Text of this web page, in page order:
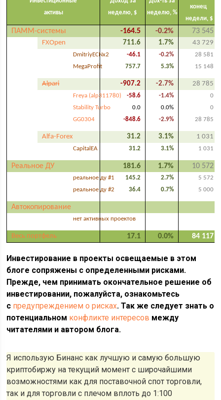
активы
неделю, $
неделю, %
конец
недели, $
ПАММ-системы -164.5 -0.2% 73 545
FXOpen 711.6 1.7% 43 729
DmitriyECNx2 -46.1 -0.2%
28 581
MegaProfit
757.7 5.3% 15 148
Alpari -907.2 -2.7% 28 785
Freya (alp311780) -58.6 -1.4%
0
Stability Turbo
0.0 0.0%
0
GG0304
-848.6 -2.9% 28 785
Alfa-Forex 31.2 3.1% 1 031
CapitalEA 31.2 3.1% 1 031
Реальное ДУ 181.6 1.7% 10 572
реальное ду #1 145.2 2.7%
5 572
реальное ду #2
36.4 0.7% 5 000
Автокопирование
нет активных проектов
Весь портфель 17.1 0.0% 84 117
Инвестирование в проекты освещаемые в этом
блоге сопряжены с определенными рисками.
Прежде, чем принимать окончательное решение об
инвестировании, пожалуйста, ознакомьтесь
с предупреждением о рисках. Так же следует знать о
потенциальном конфликте интересов между
читателями и автором блога.
Я использую Бинанс как лучшую и самую большую
криптобиржу на текущий момент с широчайшими
возможностями как для поставочной спот торговли,
так и для торговли с плечом вплоть до 1:100